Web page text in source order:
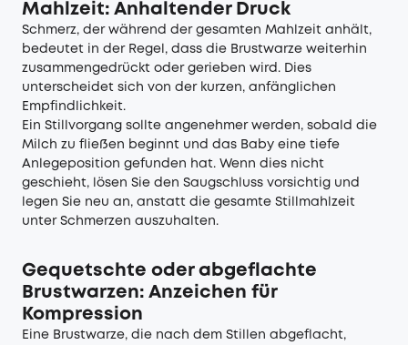
Mahlzeit: Anhaltender Druck
Schmerz, der während der gesamten Mahlzeit anhält,
bedeutet in der Regel, dass die Brustwarze weiterhin
zusammengedrückt oder gerieben wird. Dies
unterscheidet sich von der kurzen, anfänglichen
Empfindlichkeit.
Ein Stillvorgang sollte angenehmer werden, sobald die
Milch zu fließen beginnt und das Baby eine tiefe
Anlegeposition gefunden hat. Wenn dies nicht
geschieht, lösen Sie den Saugschluss vorsichtig und
legen Sie neu an, anstatt die gesamte Stillmahlzeit
unter Schmerzen auszuhalten.
Gequetschte oder abgeflachte
Brustwarzen: Anzeichen für
Kompression
Eine Brustwarze, die nach dem Stillen abgeflacht,